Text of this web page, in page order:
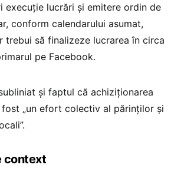
execuţie lucrări şi emitere ordin de
conform calendarului asumat,
trebui să finalizeze lucrarea în circa
pe Facebook.
și faptul că achiziționarea
„un efort colectiv al părinților și
context